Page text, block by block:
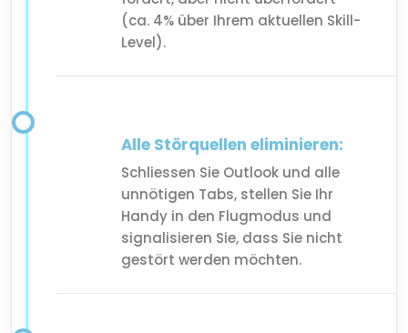
(ca. 4% über Ihrem aktuellen Skill-
Level).
Alle Störquellen eliminieren:
Schliessen Sie Outlook und alle
unnötigen Tabs, stellen Sie Ihr
Handy in den Flugmodus und
signalisieren Sie, dass Sie nicht
gestört werden möchten.